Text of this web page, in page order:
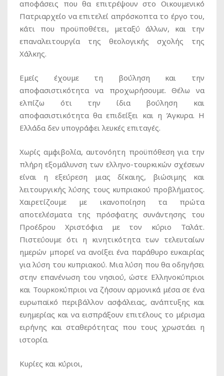
αποφάσεις που θα επιτρέψουν στο Οικουμενικό
Πατριαρχείο να επιτελεί απρόσκοπτα το έργο του,
κάτι που προϋποθέτει, μεταξύ άλλων, και την
επαναλειτουργία της θεολογικής σχολής της
Χάλκης.
Εμείς έχουμε τη βούληση και την
αποφασιστικότητα να προχωρήσουμε. Θέλω να
ελπίζω ότι την ίδια βούληση και
αποφασιστικότητα θα επιδείξει και η Άγκυρα. Η
Ελλάδα δεν υπογράφει λευκές επιταγές.
Χωρίς αμφιβολία, αυτονόητη προϋπόθεση για την
πλήρη εξομάλυνση των ελληνο-τουρκικών σχέσεων
είναι η εξεύρεση μιας δίκαιης, βιώσιμης και
λειτουργικής λύσης τους κυπριακού προβλήματος.
Χαιρετίζουμε με ικανοποίηση τα πρώτα
αποτελέσματα της πρόσφατης συνάντησης του
Προέδρου Χριστόφια με τον κύριο Ταλάτ.
Πιστεύουμε ότι η κινητικότητα των τελευταίων
ημερών μπορεί να ανοίξει ένα παράθυρο ευκαιρίας
για λύση του κυπριακού. Μια λύση που θα οδηγήσει
στην επανένωση του νησιού, ώστε Ελληνοκύπριοι
και Τουρκοκύπριοι να ζήσουν αρμονικά μέσα σε ένα
ευρωπαϊκό περιβάλλον ασφάλειας, ανάπτυξης και
ευημερίας και να εισπράξουν επιτέλους το μέρισμα
ειρήνης και σταθερότητας που τους χρωστάει η
ιστορία.
Κυρίες και κύριοι,